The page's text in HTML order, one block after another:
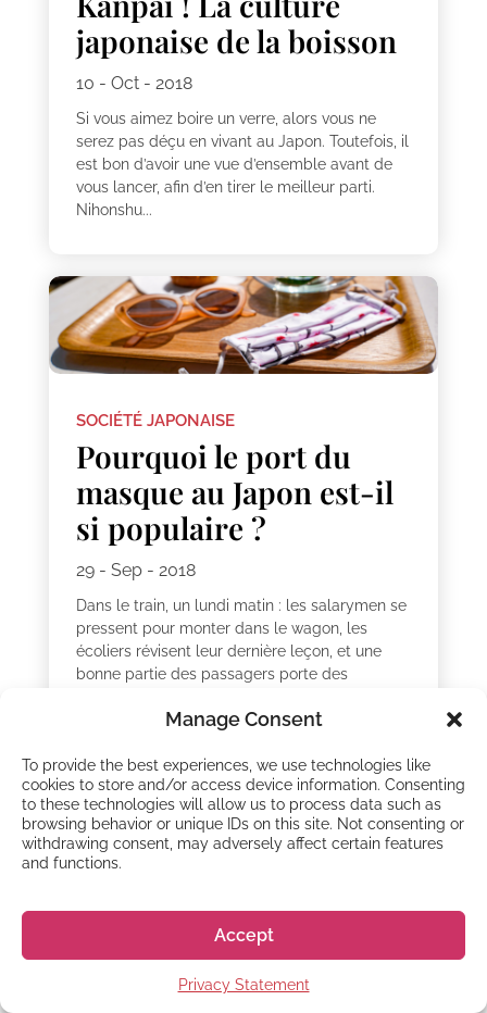
Manage Consent
To provide the best experiences, we use technologies like
cookies to store and/or access device information. Consenting
to these technologies will allow us to process data such as
browsing behavior or unique IDs on this site. Not consenting or
withdrawing consent, may adversely affect certain features
and functions.
Accept
Privacy Statement
japonaise de la boisson
10 - Oct - 2018
Si vous aimez boire un verre, alors vous ne
serez pas déçu en vivant au Japon. Toutefois, il
est bon d’avoir une vue d’ensemble avant de
vous lancer, afin d’en tirer le meilleur parti.
Nihonshu...
SOCIÉTÉ JAPONAISE
Pourquoi le port du
masque au Japon est-il
si populaire ?
29 - Sep - 2018
Dans le train, un lundi matin : les salarymen se
pressent pour monter dans le wagon, les
écoliers révisent leur dernière leçon, et une
bonne partie des passagers porte des
SOCIÉTÉ JAPONAISE
Le karaoké, un
incontournable depuis